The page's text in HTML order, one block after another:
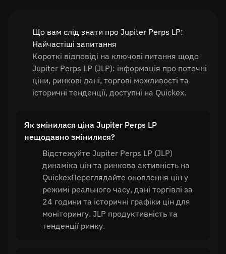
Що вам слід знати про Jupiter Perps LP:
Найчастіші запитання
Короткі відповіді на ключові питання щодо
Jupiter Perps LP (JLP): інформація про поточні
ціни, ринкові дані, торгові можливості та
історичні тенденції, доступні на Quickex.
Як змінилася ціна Jupiter Perps LP
нещодавно змінилися?
Відстежуйте Jupiter Perps LP (JLP)
динаміка цін та ринкова активність на
QuickexПереглядайте оновлення цін у
режимі реального часу, дані торгівлі за
24 години та історичні графіки цін для
моніторингу. JLP продуктивність та
тенденції ринку.